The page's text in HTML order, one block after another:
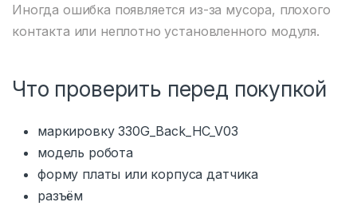
Иногда ошибка появляется из-за мусора, плохого
контакта или неплотно установленного модуля.
Что проверить перед покупкой
маркировку 330G_Back_HC_V03
модель робота
форму платы или корпуса датчика
разъём